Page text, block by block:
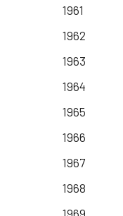
1961
1962
1963
1964
1965
1966
1967
1968